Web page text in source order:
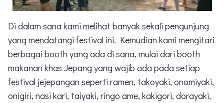
Di dalam sana kami melihat banyak sekali pengunjung
yang mendatangi festival ini. Kemudian kami mengitari
berbagai booth yang ada di sana, mulai dari booth
makanan khas Jepang yang wajib ada pada setiap
festival jejepangan seperti ramen, takoyaki, onomiyaki,
onigiri, nasi kari, taiyaki, ringo ame, kakigori, dorayaki,